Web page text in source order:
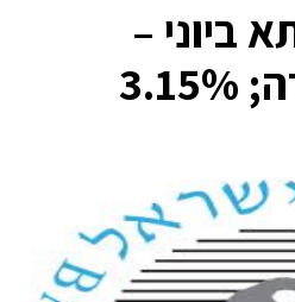
ביוני –
2.1% בצמודה; 3.15%